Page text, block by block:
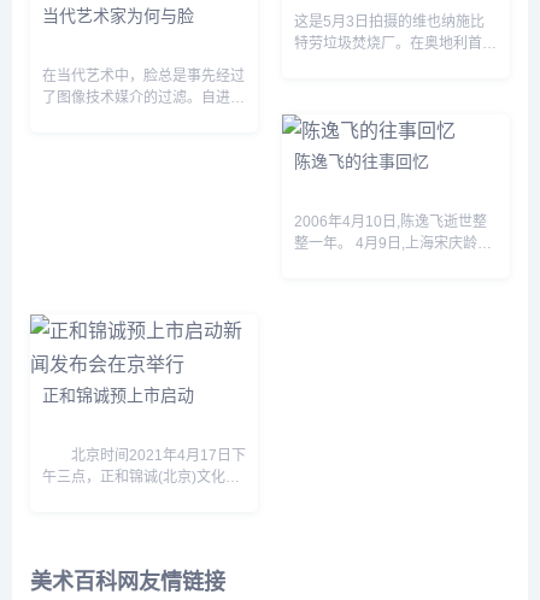
当代艺术家为何与脸
在当代艺术中，脸总是事先经过
了图像技术媒介的过滤。自进入
这是5月3日拍摄的维也纳施比
特劳垃圾焚烧厂。在奥地利首都
“怪房子”，它有着歪歪...
陈逸飞的往事回忆
2006年4月10日,陈逸飞逝世整
整一年。 4月9日,上海宋庆龄陵
正和锦诚预上市启动
北京时间2021年4月17日下
午三点，正和锦诚(北京)文化科
美术百科网友情链接